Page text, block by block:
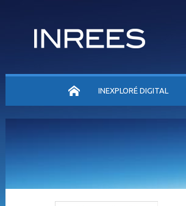
ACCUEILINEXPLORÉ DIGITAL